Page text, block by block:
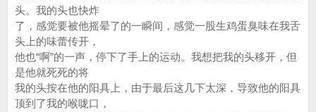
头。我的头也快炸
了，感觉要被他摇晕了的一瞬间，感觉一股生鸡蛋臭味在我舌
头上的味蕾传开，
他也“啊”的一声，停下了手上的运动。我想把我的头移开，但
是他就死死的将
我的头按在他的阳具上，由于最后这几下太深，导致他的阳具
顶到了我的喉咙口，